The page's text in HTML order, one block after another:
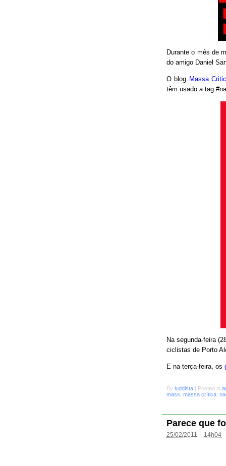
Durante o mês de
do amigo Daniel
O blog Massa
têm usado a tag
Na segunda-feira
ciclistas de Porto
E na terça-feira, os
By luddista | Posted in
mass massa crítica
Parece que
25/02/2011 – 14h04